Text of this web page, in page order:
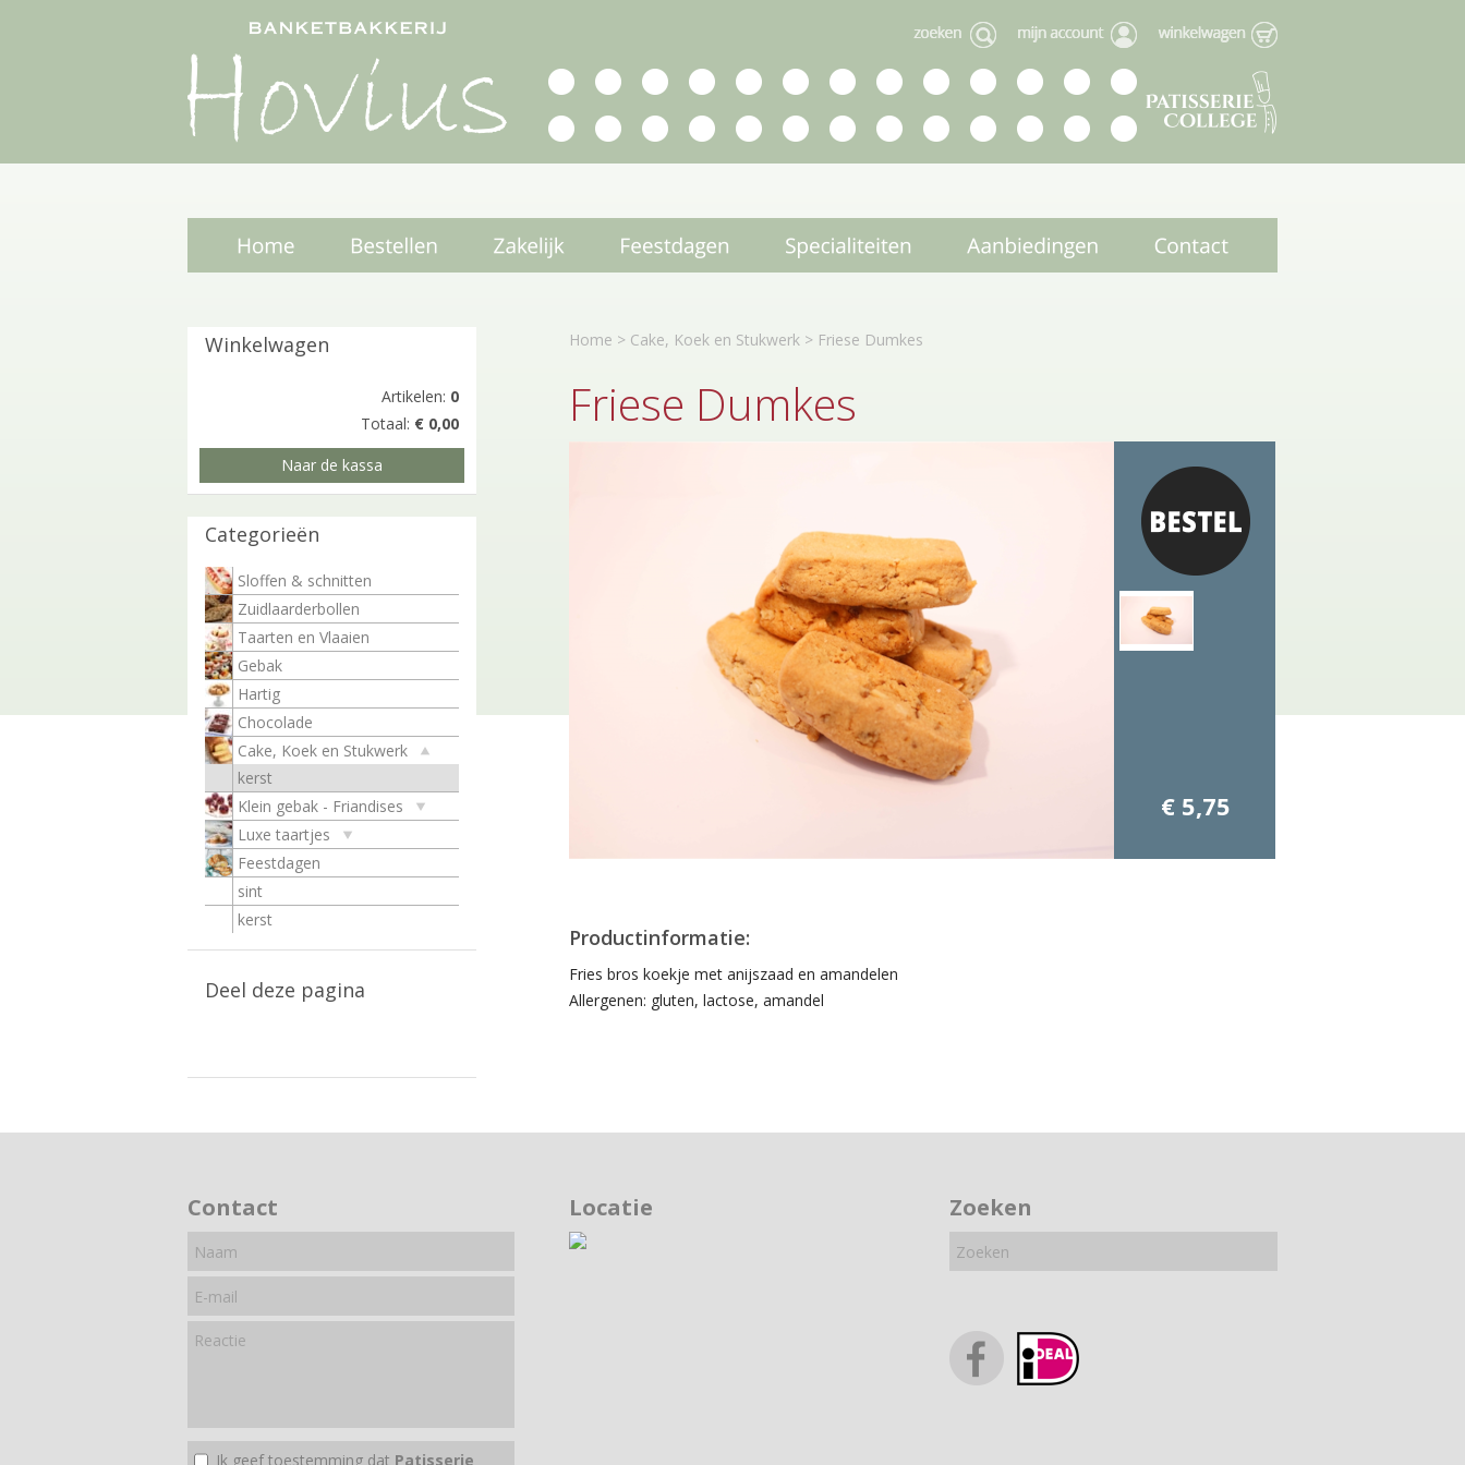
Home > Cake, Koek en Stukwerk > Friese Dumkes
Friese Dumkes
€ 5,75
Productinformatie:
Fries bros koekje met anijszaad en amandelen
Allergenen: gluten, lactose, amandel
Winkelwagen
Artikelen: 0
Totaal: € 0,00
Naar de kassa
Categorieën
Sloffen & schnitten
Zuidlaarderbollen
Taarten en Vlaaien
Gebak
Hartig
Chocolade
Cake, Koek en Stukwerk
kerst
Klein gebak - Friandises
Luxe taartjes
Feestdagen
sint
kerst
Deel deze pagina
Contact
Ik geef toestemming dat Patisserie
Locatie Zoeken